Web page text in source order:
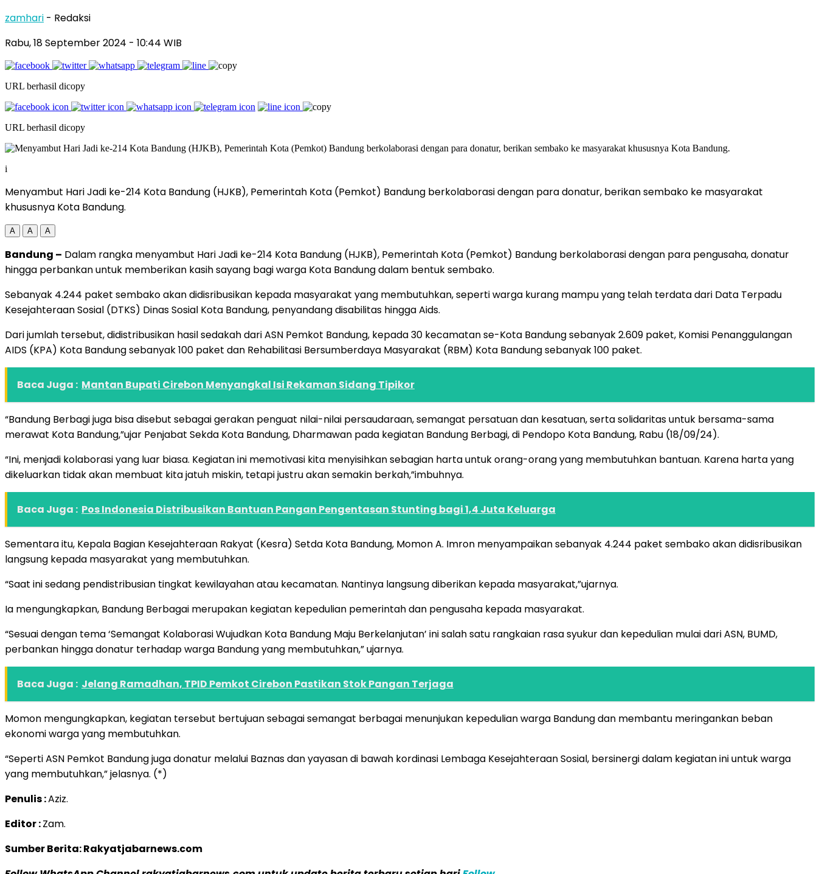
zamhari - Redaksi
Rabu, 18 September 2024 - 10:44 WIB
URL berhasil dicopy
URL berhasil dicopy
i
Menyambut Hari Jadi ke-214 Kota Bandung (HJKB), Pemerintah Kota (Pemkot) Bandung berkolaborasi dengan para donatur, berikan sembako ke masyarakat
khususnya Kota Bandung.
A A A
Bandung – Dalam rangka menyambut Hari Jadi ke-214 Kota Bandung (HJKB), Pemerintah Kota (Pemkot) Bandung berkolaborasi dengan para pengusaha, donatur
hingga perbankan untuk memberikan kasih sayang bagi warga Kota Bandung dalam bentuk sembako.
Sebanyak 4.244 paket sembako akan didisribusikan kepada masyarakat yang membutuhkan, seperti warga kurang mampu yang telah terdata dari Data Terpadu
Kesejahteraan Sosial (DTKS) Dinas Sosial Kota Bandung, penyandang disabilitas hingga Aids.
Dari jumlah tersebut, didistribusikan hasil sedakah dari ASN Pemkot Bandung, kepada 30 kecamatan se-Kota Bandung sebanyak 2.609 paket, Komisi Penanggulangan
AIDS (KPA) Kota Bandung sebanyak 100 paket dan Rehabilitasi Bersumberdaya Masyarakat (RBM) Kota Bandung sebanyak 100 paket.
Baca Juga : Mantan Bupati Cirebon Menyangkal Isi Rekaman Sidang Tipikor
“Bandung Berbagi juga bisa disebut sebagai gerakan penguat nilai-nilai persaudaraan, semangat persatuan dan kesatuan, serta solidaritas untuk bersama-sama
merawat Kota Bandung,”ujar Penjabat Sekda Kota Bandung, Dharmawan pada kegiatan Bandung Berbagi, di Pendopo Kota Bandung, Rabu (18/09/24).
“Ini, menjadi kolaborasi yang luar biasa. Kegiatan ini memotivasi kita menyisihkan sebagian harta untuk orang-orang yang membutuhkan bantuan. Karena harta yang
dikeluarkan tidak akan membuat kita jatuh miskin, tetapi justru akan semakin berkah,”imbuhnya.
Baca Juga : Pos Indonesia Distribusikan Bantuan Pangan Pengentasan Stunting bagi 1,4 Juta Keluarga
Sementara itu, Kepala Bagian Kesejahteraan Rakyat (Kesra) Setda Kota Bandung, Momon A. Imron menyampaikan sebanyak 4.244 paket sembako akan didisribusikan
langsung kepada masyarakat yang membutuhkan.
“Saat ini sedang pendistribusian tingkat kewilayahan atau kecamatan. Nantinya langsung diberikan kepada masyarakat,”ujarnya.
Ia mengungkapkan, Bandung Berbagai merupakan kegiatan kepedulian pemerintah dan pengusaha kepada masyarakat.
“Sesuai dengan tema ‘Semangat Kolaborasi Wujudkan Kota Bandung Maju Berkelanjutan’ ini salah satu rangkaian rasa syukur dan kepedulian mulai dari ASN, BUMD,
perbankan hingga donatur terhadap warga Bandung yang membutuhkan,” ujarnya.
Baca Juga : Jelang Ramadhan, TPID Pemkot Cirebon Pastikan Stok Pangan Terjaga
Momon mengungkapkan, kegiatan tersebut bertujuan sebagai semangat berbagai menunjukan kepedulian warga Bandung dan membantu meringankan beban
ekonomi warga yang membutuhkan.
“Seperti ASN Pemkot Bandung juga donatur melalui Baznas dan yayasan di bawah kordinasi Lembaga Kesejahteraan Sosial, bersinergi dalam kegiatan ini untuk warga
yang membutuhkan,” jelasnya. (*)
Penulis :Aziz.
Editor :Zam.
Sumber Berita: Rakyatjabarnews.com